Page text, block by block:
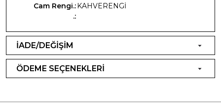
Cam Rengi.:KAHVERENGİ
.:
İADE/DEĞİŞİM
ÖDEME SEÇENEKLERİ